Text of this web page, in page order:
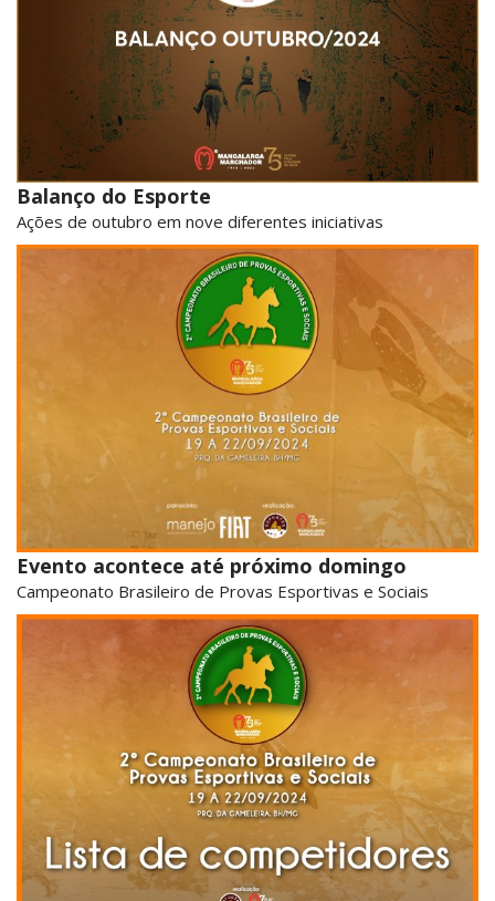
Balanço do Esporte
Ações de outubro em nove diferentes iniciativas
Evento acontece até próximo domingo
Campeonato Brasileiro de Provas Esportivas e Sociais